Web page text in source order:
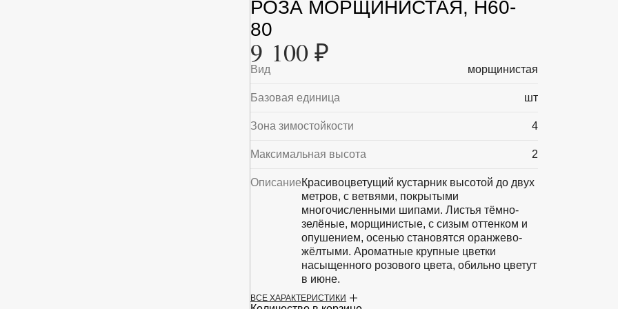
РОЗА МОРЩИНИСТАЯ, H60-
80
9 100 ₽
Вид морщинистая
Базовая единица шт
Зона зимостойкости 4
Максимальная высота 2
ОписаниеКрасивоцветущий кустарник высотой до двух
метров, с ветвями, покрытыми
многочисленными шипами. Листья тёмно-
зелёные, морщинистые, с сизым оттенком и
опушением, осенью становятся оранжево-
жёлтыми. Ароматные крупные цветки
насыщенного розового цвета, обильно цветут
в июне.
ВСЕ ХАРАКТЕРИСТИКИ